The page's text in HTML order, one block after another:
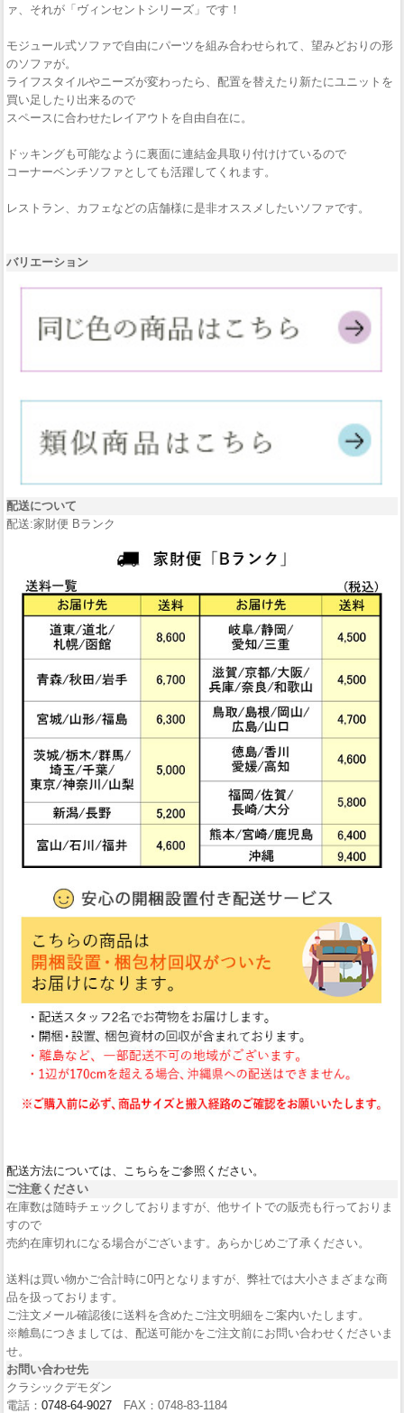
ァ、それが「ヴィンセントシリーズ」です！
モジュール式ソファで自由にパーツを組み合わせられて、望みどおりの形
のソファが。
ライフスタイルやニーズが変わったら、配置を替えたり新たにユニットを
買い足したり出来るので
スペースに合わせたレイアウトを自由自在に。
ドッキングも可能なように裏面に連結金具取り付けけているので
コーナーベンチソファとしても活躍してくれます。
レストラン、カフェなどの店舗様に是非オススメしたいソファです。
バリエーション
配送について
配送:家財便 Bランク
配送方法については、こちらをご参照ください。
ご注意ください
在庫数は随時チェックしておりますが、他サイトでの販売も行っておりま
すので
売約在庫切れになる場合がございます。あらかじめご了承ください。
送料は買い物かご合計時に0円となりますが、弊社では大小さまざまな商
品を扱っております。
ご注文メール確認後に送料を含めたご注文明細をご案内いたします。
※離島につきましては、配送可能かをご注文前にお問い合わせくださいま
せ。
お問い合わせ先
クラシックデモダン
電話： 0748-64-9027 FAX：0748-83-1184